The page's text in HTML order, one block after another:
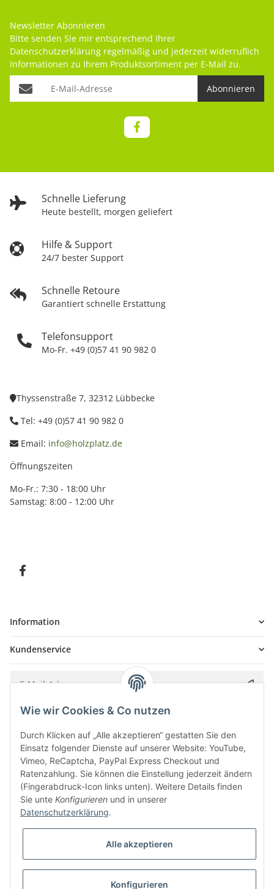
Schnelle Lieferung
Heute bestellt, morgen geliefert
Hilfe & Support
24/7 bester Support
Schnelle Retoure
Garantiert schnelle Erstattung
Telefonsupport
Mo-Fr. +49 (0)57 41 90 982 0
Newsletter Abonnieren
Bitte senden Sie mir entsprechend Ihrer
Datenschutzerklärung regelmäßig und jederzeit widerruflich
Informationen zu Ihrem Produktsortiment per E-Mail zu.
Abonnieren
Thyssenstraße 7, 32312 Lübbecke
Tel: +49 (0)57 41 90 982 0
Email: info@holzplatz.de
Öffnungszeiten
Mo-Fr.: 7:30 - 18:00 Uhr
Samstag: 8:00 - 12:00 Uhr
Information
Kundenservice
Bitte senden Sie mir entsprechend IhrerDatenschutzerklärung
* Alle Preise inkl. gesetzlicher USt., zzgl.
Besucherzähler: 5853628
Wie wir Cookies & Co nutzen
Durch Klicken auf „Alle akzeptieren“ gestatten Sie den
Einsatz folgender Dienste auf unserer Website: YouTube,
Vimeo, ReCaptcha, PayPal Express Checkout und
Ratenzahlung. Sie können die Einstellung jederzeit ändern
(Fingerabdruck-Icon links unten). Weitere Details finden
Sie unte Konfigurieren und in unserer
Datenschutzerklärung.
Alle akzeptieren
Konfigurieren